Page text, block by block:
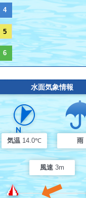
4
5
6
水面気象情報
気温 14.0℃ 雨
風速 3m